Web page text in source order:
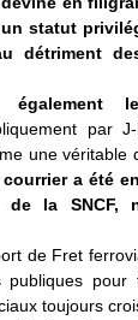
statut
détriment
également
par
une véritable
courrier a été
de la SNCF,
de Fret
publiques
toujours